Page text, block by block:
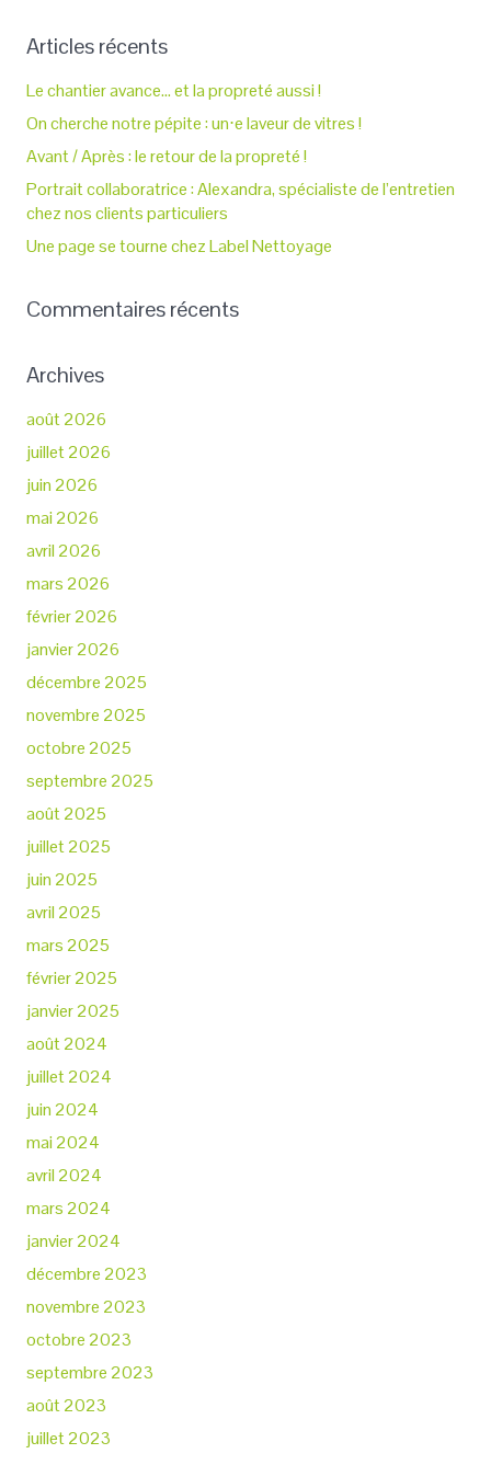
Articles récents
Le chantier avance… et la propreté aussi !
On cherche notre pépite : un⋅e laveur de vitres !
Avant / Après : le retour de la propreté !
Portrait collaboratrice : Alexandra, spécialiste de l’entretien
chez nos clients particuliers
Une page se tourne chez Label Nettoyage
Commentaires récents
Archives
août 2026
juillet 2026
juin 2026
mai 2026
avril 2026
mars 2026
février 2026
janvier 2026
décembre 2025
novembre 2025
octobre 2025
septembre 2025
août 2025
juillet 2025
juin 2025
avril 2025
mars 2025
février 2025
janvier 2025
août 2024
juillet 2024
juin 2024
mai 2024
avril 2024
mars 2024
janvier 2024
décembre 2023
novembre 2023
octobre 2023
septembre 2023
août 2023
juillet 2023